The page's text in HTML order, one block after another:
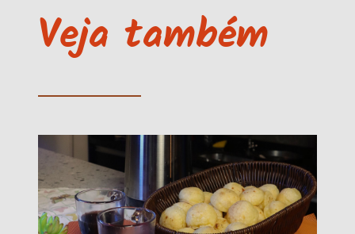
Veja também